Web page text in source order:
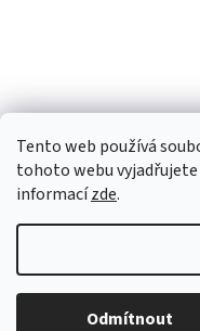
Tento web používá
tohoto webu vyjadřujete
informacízde.
Odmítnout
Copyright 2026